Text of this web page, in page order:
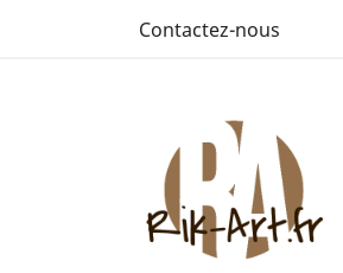
Contactez-nous